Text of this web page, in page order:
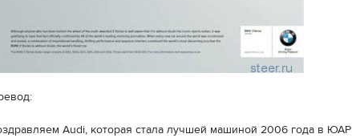
Audi, которая стала лучшей машиной 2006 года в ЮАР